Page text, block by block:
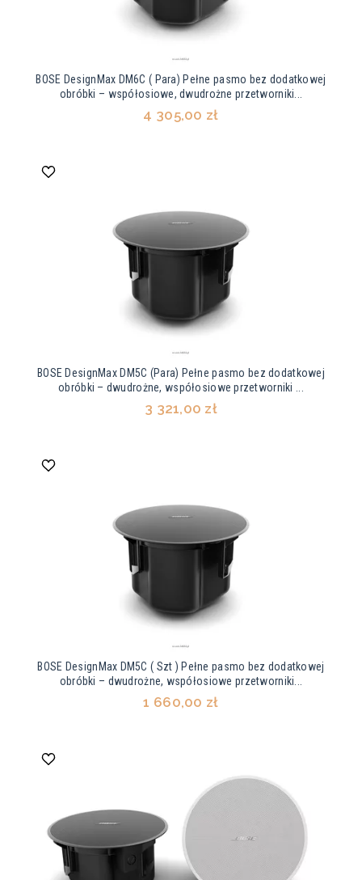
BOSE DesignMax DM6C ( Para) Pełne pasmo bez dodatkowej
obróbki – współosiowe, dwudrożne przetworniki...
4 305,00 zł
BOSE DesignMax DM5C (Para) Pełne pasmo bez dodatkowej
obróbki – dwudrożne, współosiowe przetworniki ...
3 321,00 zł
BOSE DesignMax DM5C ( Szt ) Pełne pasmo bez dodatkowej
obróbki – dwudrożne, współosiowe przetworniki...
1 660,00 zł